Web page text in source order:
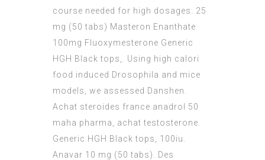
course needed for high dosages. 25
mg (50 tabs) Masteron Enanthate
100mg Fluoxymesterone Generic
HGH Black tops,. Using high calori
food induced Drosophila and mice
models, we assessed Danshen.
Achat steroides france anadrol 50
maha pharma, achat testosterone.
Generic HGH Black tops, 100iu.
Anavar 10 mg (50 tabs). Des